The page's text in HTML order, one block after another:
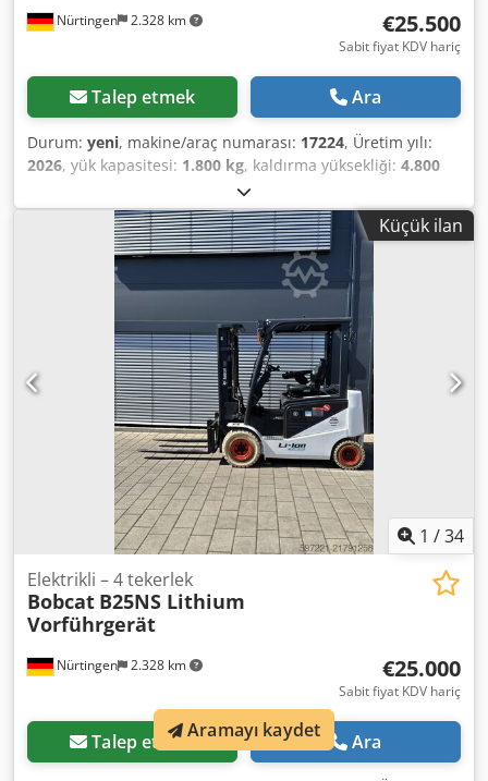
Nürtingen 2.328 km €25.500
Sabit fiyat KDV hariç
Talep etmek Ara
Durum: yeni, makine/araç numarası: 17224, Üretim yılı:
2026, yük kapasitesi: 1.800 kg, kaldırma yüksekliği: 4.800
1.484 mm
yakıt türü:elektrikli, direk tipi:triplex, inşaat yüksekliği:
, batarya voltajı:51,2 V, çatalların uzunluğu:
, ön lastik ölçüsü:18x7-6 weiss, arka lastik
16x6-8 weiss , toplam ağırlık:3.460 kg
Seri Numarası: OBA06-000030 Dwjdpfozp Tz Dox Anzea
Akü Detayları: 51,2V 277Ah Lityum İyon
Küçük ilan
1 /34
Nürtingen 2.328 km
Elektrikli – 4 tekerlek
Bobcat B25NS Lithium
Vorführgerät
€25.000
Sabit fiyat KDV hariç
Talep etmek Ara
Aramayı kaydet